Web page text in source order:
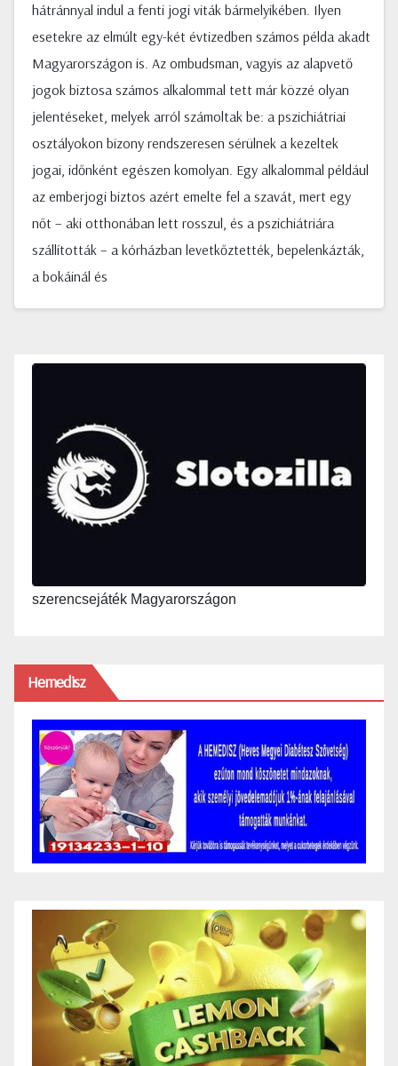
hátránnyal indul a fenti jogi viták bármelyikében. Ilyen
esetekre az elmúlt egy-két évtizedben számos példa akadt
Magyarországon is. Az ombudsman, vagyis az alapvető
jogok biztosa számos alkalommal tett már közzé olyan
jelentéseket, melyek arról számoltak be: a pszichiátriai
osztályokon bizony rendszeresen sérülnek a kezeltek
jogai, időnként egészen komolyan. Egy alkalommal például
az emberjogi biztos azért emelte fel a szavát, mert egy
nőt – aki otthonában lett rosszul, és a pszichiátriára
szállították – a kórházban levetkőztették, bepelenkázták,
a bokáinál és
szerencsejáték Magyarországon
Hemedisz